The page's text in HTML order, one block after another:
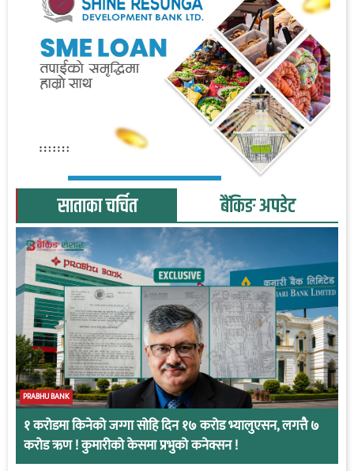
साताका चर्चित बैंकिङ अपडेट
PRABHU BANK
१ करोडमा किनेको जग्गा सोहि दिन १७ करोड भ्यालुएसन, लगत्तै ७
करोड ऋण ! कुमारीको केसमा प्रभुको कनेक्सन !